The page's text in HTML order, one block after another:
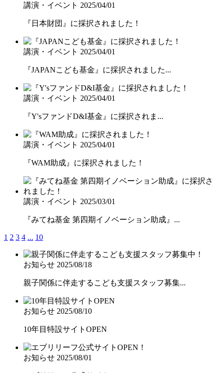
講演・イベント 2025/04/01
『日本財団』に採択されました！
講演・イベント 2025/04/01
『JAPANこども基金』に採択されました...
講演・イベント 2025/04/01
『Y'sファンドD&I基金』に採択されま...
講演・イベント 2025/04/01
『WAM助成』に採択されました！
講演・イベント 2025/03/01
『みてね基金 第四期イノベーション助成』...
1 2 3 4 ... 10
お知らせ 2025/08/18
親子関係に伴走するこども支援スタッフ募集...
お知らせ 2025/08/10
10年目特設サイトOPEN
お知らせ 2025/08/01